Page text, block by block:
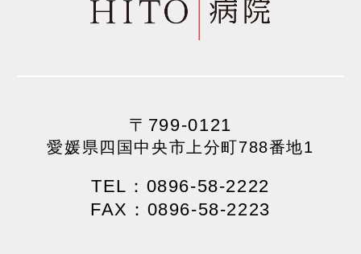
〒799-0121
愛媛県四国中央市上分町788番地1
TEL：0896-58-2222
FAX：0896-58-2223